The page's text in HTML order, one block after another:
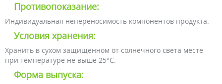
Противопоказание:
Индивидуальная непереносимость компонентов продукта.
Условия хранения:
Хранить в сухом защищенном от солнечного света месте
при температуре не выше 25°С.
Форма выпуска: